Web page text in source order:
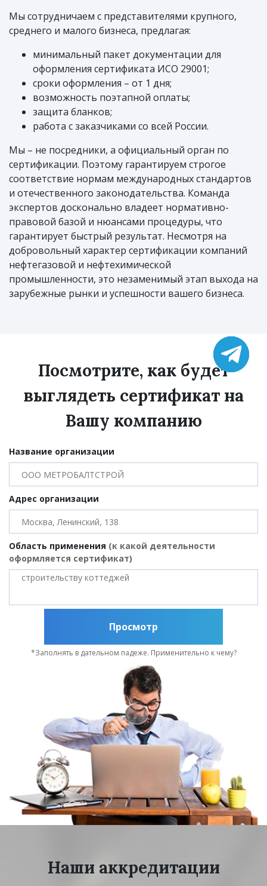
Мы сотрудничаем с представителями крупного,
среднего и малого бизнеса, предлагая:
минимальный пакет документации для
оформления сертификата ИСО 29001;
сроки оформления – от 1 дня;
возможность поэтапной оплаты;
защита бланков;
работа с заказчиками со всей России.
Мы – не посредники, а официальный орган по
сертификации. Поэтому гарантируем строгое
соответствие нормам международных стандартов
и отечественного законодательства. Команда
экспертов досконально владеет нормативно-
правовой базой и нюансами процедуры, что
гарантирует быстрый результат. Несмотря на
добровольный характер сертификации компаний
нефтегазовой и нефтехимической
промышленности, это незаменимый этап выхода на
зарубежные рынки и успешности вашего бизнеса.
Посмотрите, как будет
выглядеть сертификат на
Вашу компанию
Название организации
Адрес организации
Область применения (к какой деятельности
оформляется сертификат)
Просмотр
*Заполнять в дательном падеже. Применительно к чему?
Наши аккредитации